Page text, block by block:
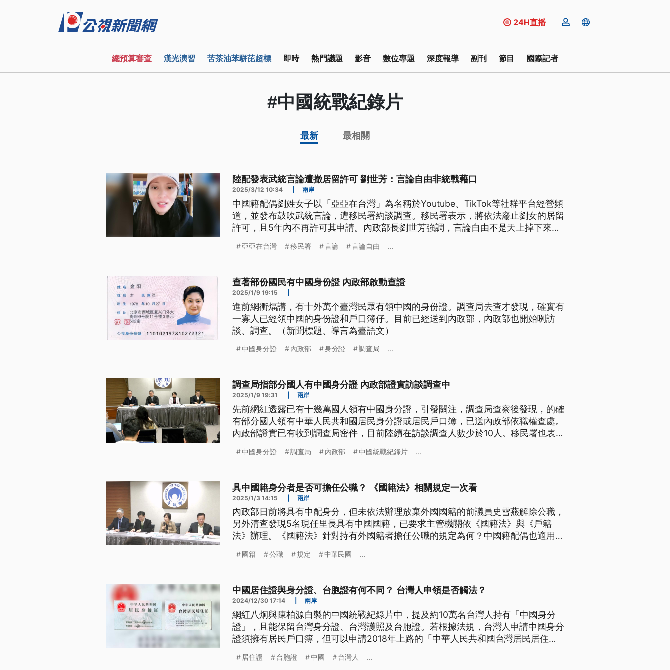
24H直播
總預算審查 漢光演習 苦茶油苯駢芘超標 即時 熱門議題 影音 數位專題 深度報導 副刊 節目 國際記者
#中國統戰紀錄片
最新 最相關
陸配發表武統言論遭撤居留許可 劉世芳：言論自由非統戰藉口
2025/3/12 10:34 兩岸
中國籍配偶劉姓女子以「亞亞在台灣」為名稱於Youtube、TikTok等社群平台經營頻
道，並發布鼓吹武統言論，遭移民署約談調查。移民署表示，將依法廢止劉女的居留
許可，且5年內不再許可其申請。內政部長劉世芳強調，言論自由不是天上掉下來的
亞亞在台灣 移民署 言論 言論自由 ...
查著部份國民有中國身份證 內政部啟動查證
2025/1/9 19:15
進前網衝煏講，有十外萬个臺灣民眾有領中國的身份證。調查局去查才發現，確實有
一寡人已經領中國的身份證和戶口簿仔。目前已經送到內政部，內政部也開始咧訪
談、調查。（新聞標題、導言為臺語文）
中國身分證 內政部 身分證 調查局 ...
調查局指部分國人有中國身分證 內政部證實訪談調查中
2025/1/9 19:31 兩岸
先前網紅透露已有十幾萬國人領有中國身分證，引發關注，調查局查察後發現，的確
有部分國人領有中華人民共和國居民身分證或居民戶口簿，已送內政部依職權查處。
內政部證實已有收到調查局密件，目前陸續在訪談調查人數少於10人。移民署也表
中國身分證 調查局 內政部 中國統戰紀錄片 ...
具中國籍身分者是否可擔任公職？ 《國籍法》相關規定一次看
2025/1/3 14:15 兩岸
內政部日前將具有中配身分，但未依法辦理放棄外國國籍的前議員史雪燕解除公職，
另外清查發現5名現任里長具有中國國籍，已要求主管機關依《國籍法》與《戶籍
法》辦理。《國籍法》針對持有外國籍者擔任公職的規定為何？中國籍配偶也適用同
國籍 公職 規定 中華民國 ...
中國居住證與身分證、台胞證有何不同？ 台灣人申領是否觸法？
2024/12/30 17:14 兩岸
網紅八炯與陳柏源自製的中國統戰紀錄片中，提及約10萬名台灣人持有「中國身分
證」，且能保留台灣身分證、台灣護照及台胞證。若根據法規，台灣人申請中國身分
證須擁有居民戶口簿，但可以申請2018年上路的「中華人民共和國台灣居民居住
網》整理相關法規。
居住證 台胞證 中國 台灣人 ...